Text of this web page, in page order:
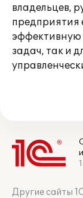
владельцев,
предприятия
эффективную
задач, так и
Другие сайты